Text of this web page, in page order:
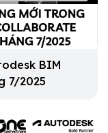
BIM
7/2025